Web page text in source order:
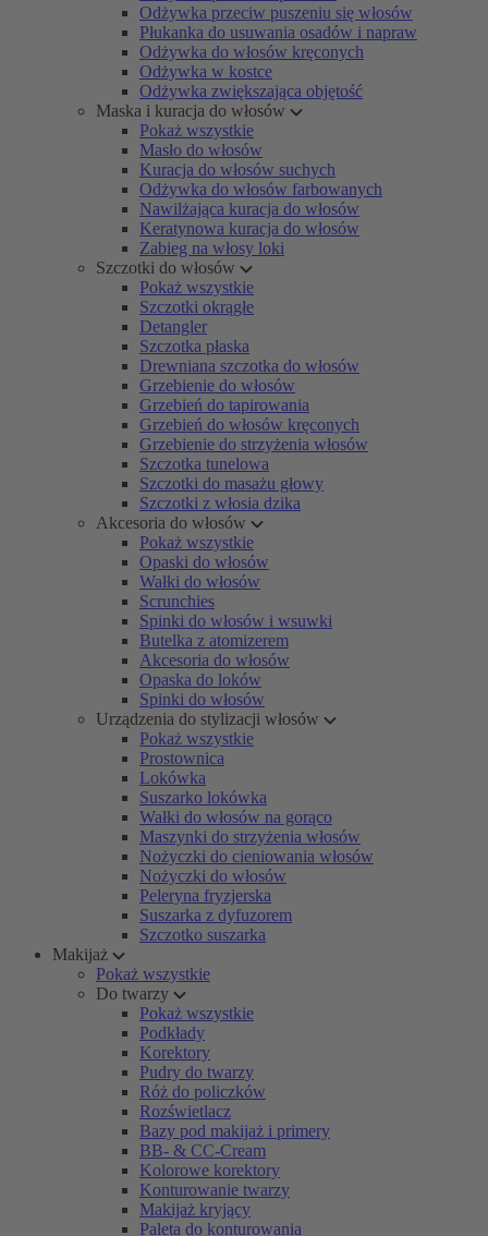
Odżywka przeciw puszeniu się włosów
Płukanka do usuwania osadów i napraw
Odżywka do włosów kręconych
Odżywka w kostce
Odżywka zwiększająca objętość
Maska i kuracja do włosów
Pokaż wszystkie
Masło do włosów
Kuracja do włosów suchych
Odżywka do włosów farbowanych
Nawilżająca kuracja do włosów
Keratynowa kuracja do włosów
Zabieg na włosy loki
Szczotki do włosów
Pokaż wszystkie
Szczotki okrągłe
Detangler
Szczotka płaska
Drewniana szczotka do włosów
Grzebienie do włosów
Grzebień do tapirowania
Grzebień do włosów kręconych
Grzebienie do strzyżenia włosów
Szczotka tunelowa
Szczotki do masażu głowy
Szczotki z włosia dzika
Akcesoria do włosów
Pokaż wszystkie
Opaski do włosów
Wałki do włosów
Scrunchies
Spinki do włosów i wsuwki
Butelka z atomizerem
Akcesoria do włosów
Opaska do loków
Spinki do włosów
Urządzenia do stylizacji włosów
Pokaż wszystkie
Prostownica
Lokówka
Suszarko lokówka
Wałki do włosów na gorąco
Maszynki do strzyżenia włosów
Nożyczki do cieniowania włosów
Nożyczki do włosów
Peleryna fryzjerska
Suszarka z dyfuzorem
Szczotko suszarka
Makijaż
Pokaż wszystkie
Do twarzy
Pokaż wszystkie
Podkłady
Korektory
Pudry do twarzy
Róż do policzków
Rozświetlacz
Bazy pod makijaż i primery
BB- & CC-Cream
Kolorowe korektory
Konturowanie twarzy
Makijaż kryjący
Paleta do konturowania